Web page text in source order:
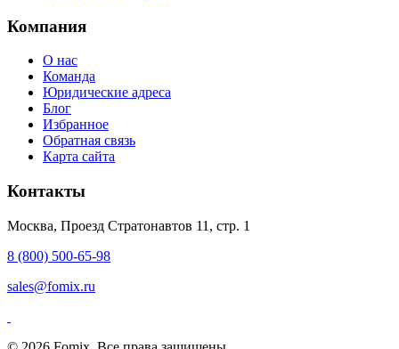
Компания
О нас
Команда
Юридические адреса
Блог
Избранное
Обратная связь
Карта сайта
Контакты
Москва, Проезд Стратонавтов 11, стр. 1
8 (800) 500-65-98
sales@fomix.ru